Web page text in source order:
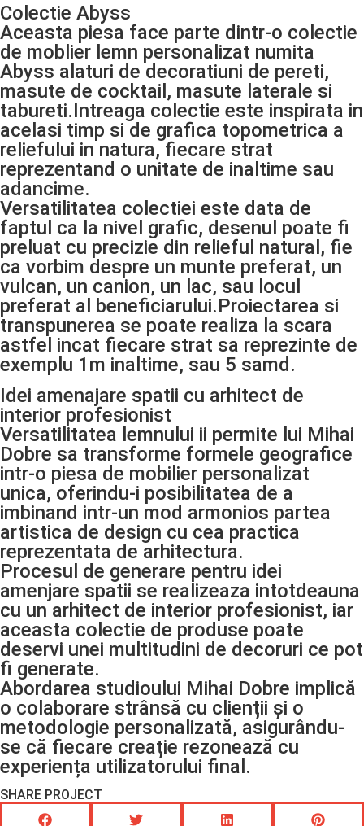
Colectie Abyss
Aceasta piesa face parte dintr-o colectie
de moblier lemn personalizat numita
Abyss alaturi de decoratiuni de pereti,
masute de cocktail, masute laterale si
tabureti.Intreaga colectie este inspirata in
acelasi timp si de grafica topometrica a
reliefului in natura, fiecare strat
reprezentand o unitate de inaltime sau
adancime.
Versatilitatea colectiei este data de
faptul ca la nivel grafic, desenul poate fi
preluat cu precizie din relieful natural, fie
ca vorbim despre un munte preferat, un
vulcan, un canion, un lac, sau locul
preferat al beneficiarului.Proiectarea si
transpunerea se poate realiza la scara
astfel incat fiecare strat sa reprezinte de
exemplu 1m inaltime, sau 5 samd.
Idei amenajare spatii cu arhitect de
interior profesionist
Versatilitatea lemnului ii permite lui Mihai
Dobre sa transforme formele geografice
intr-o piesa de mobilier personalizat
unica, oferindu-i posibilitatea de a
imbinand intr-un mod armonios partea
artistica de design cu cea practica
reprezentata de arhitectura.
Procesul de generare pentru idei
amenjare spatii se realizeaza intotdeauna
cu un arhitect de interior profesionist, iar
aceasta colectie de produse poate
deservi unei multitudini de decoruri ce pot
fi generate.
Abordarea studioului Mihai Dobre implică
o colaborare strânsă cu clienții și o
metodologie personalizată, asigurându-
se că fiecare creație rezonează cu
experiența utilizatorului final.
SHARE PROJECT